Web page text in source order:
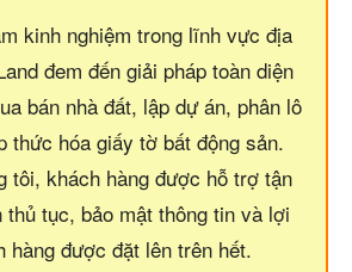
kinh nghiệm trong lĩnh vực địa
đem đến giải pháp toàn diện
bán nhà đất, lập dự án, phân lô
thức hóa giấy tờ bất động sản.
tôi, khách hàng được hỗ trợ tận
thủ tục, bảo mật thông tin và lợi
hàng được đặt lên trên hết.